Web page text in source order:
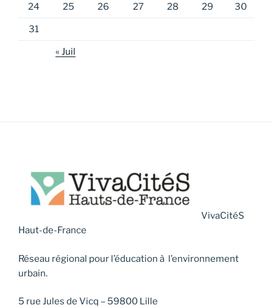
24 25 26 27 28 29 30
31
« Juil
VivaCitéS
Haut-de-France
Réseau régional pour l’éducation à l’environnement
urbain.
5 rue Jules de Vicq – 59800 Lille